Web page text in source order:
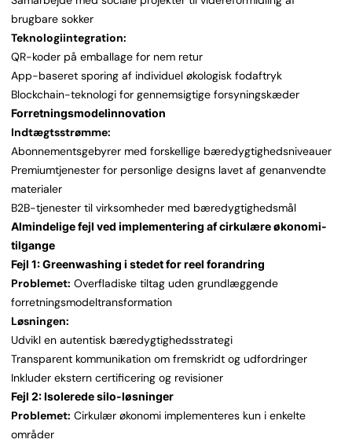
brugbare sokker
Teknologiintegration:
QR-koder på emballage for nem retur
App-baseret sporing af individuel økologisk fodaftryk
Blockchain-teknologi for gennemsigtige forsyningskæder
Forretningsmodelinnovation
Indtægtsstrømme:
Abonnementsgebyrer med forskellige bæredygtighedsniveauer
Premiumtjenester for personlige designs lavet af genanvendte
materialer
B2B-tjenester til virksomheder med bæredygtighedsmål
Almindelige fejl ved implementering af cirkulære økonomi-
tilgange
Fejl 1: Greenwashing i stedet for reel forandring
Problemet: Overfladiske tiltag uden grundlæggende
forretningsmodeltransformation
Løsningen:
Udvikl en autentisk bæredygtighedsstrategi
Transparent kommunikation om fremskridt og udfordringer
Inkluder ekstern certificering og revisioner
Fejl 2: Isolerede silo-løsninger
Problemet: Cirkulær økonomi implementeres kun i enkelte
områder